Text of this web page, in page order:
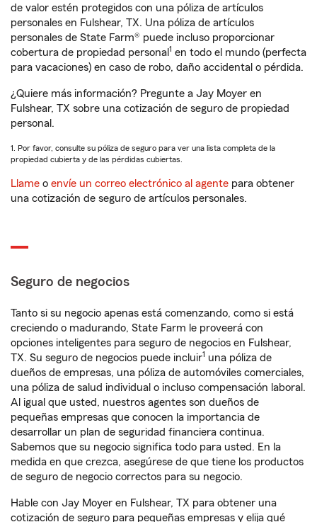
de valor estén protegidos con una póliza de artículos
personales en Fulshear, TX. Una póliza de artículos
personales de State Farm® puede incluso proporcionar
cobertura de propiedad personal 1 en todo el mundo (perfecta
para vacaciones) en caso de robo, daño accidental o pérdida.
¿Quiere más información? Pregunte a Jay Moyer en
Fulshear, TX sobre una cotización de seguro de propiedad
personal.
1. Por favor, consulte su póliza de seguro para ver una lista completa de la
propiedad cubierta y de las pérdidas cubiertas.
Llame o envíe un correo electrónico al agente para obtener
una cotización de seguro de artículos personales.
Seguro de negocios
Tanto si su negocio apenas está comenzando, como si está
creciendo o madurando, State Farm le proveerá con
opciones inteligentes para seguro de negocios en Fulshear,
TX. Su seguro de negocios puede incluir1 una póliza de
dueños de empresas, una póliza de automóviles comerciales,
una póliza de salud individual o incluso compensación laboral.
Al igual que usted, nuestros agentes son dueños de
pequeñas empresas que conocen la importancia de
desarrollar un plan de seguridad financiera continua.
Sabemos que su negocio significa todo para usted. En la
medida en que crezca, asegúrese de que tiene los productos
de seguro de negocio correctos para su negocio.
Hable con Jay Moyer en Fulshear, TX para obtener una
cotización de seguro para pequeñas empresas y elija qué